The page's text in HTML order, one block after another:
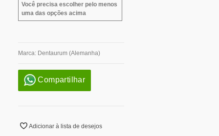
Você precisa escolher pelo menos
uma das opções acima
Marca: Dentaurum (Alemanha)
Compartilhar
Adicionar à lista de desejos